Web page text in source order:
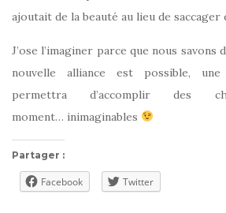
ajoutait de la beauté au lieu de
J’ose l’imaginer parce que nous savons
nouvelle alliance est possible,
permettra d’accomplir des
moment… inimaginables
Partager :
Facebook Twitter